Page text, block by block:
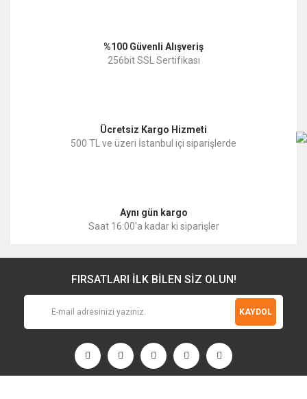
Ürün fiyatı diğer sitelerden daha pahalı.
%100 Güvenli Alışveriş
256bit SSL Sertifikası
Ücretsiz Kargo Hizmeti
500 TL ve üzeri İstanbul içi siparişlerde
Aynı gün kargo
Saat 16:00'a kadar ki siparişler
FIRSATLARI İLK BİLEN SİZ OLUN!
KAYDOL